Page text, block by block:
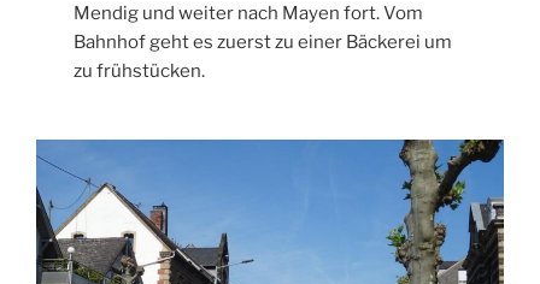
Mendig und weiter nach Mayen fort. Vom
Bahnhof geht es zuerst zu einer Bäckerei um
zu frühstücken.